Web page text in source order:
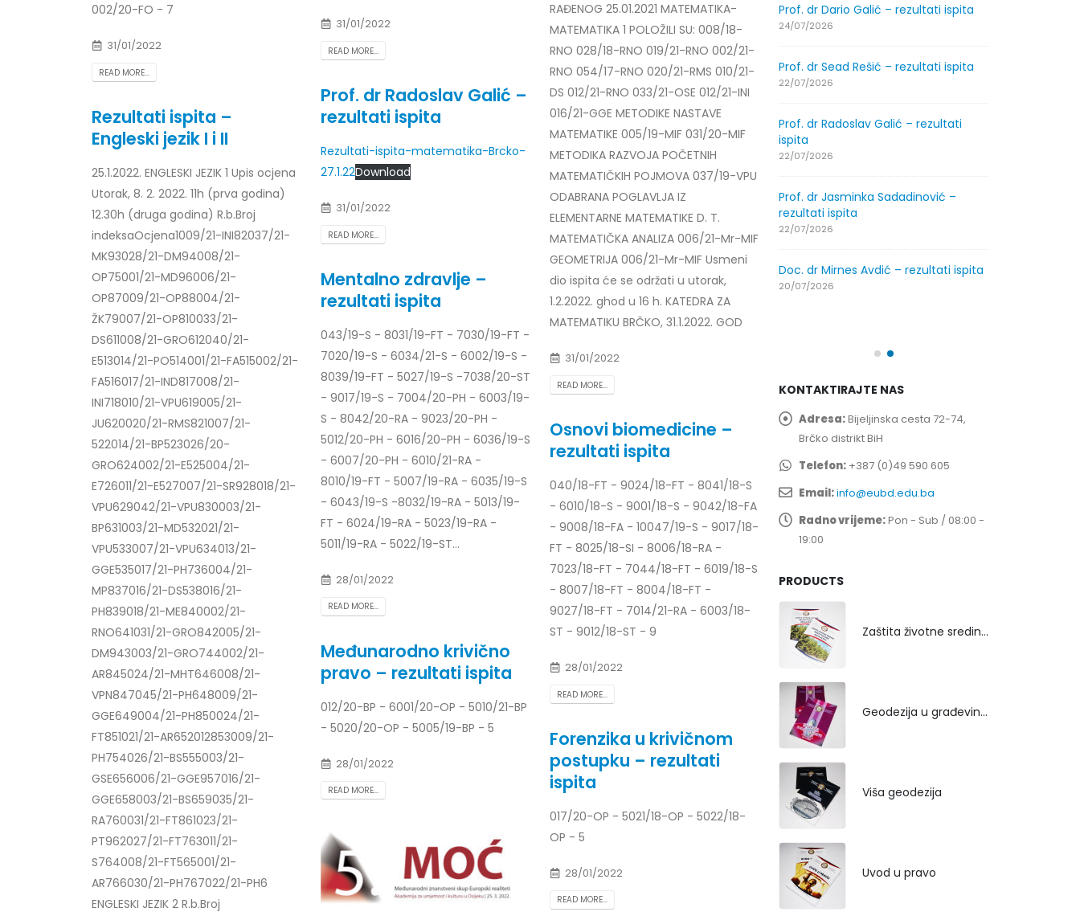
002/20-FO - 7
31/01/2022
READ MORE...
31/01/2022
READ MORE...
RAĐENOG 25.01.2021 MATEMATIKA-
MATEMATIKA 1 POLOŽILI SU: 008/18-
RNO 028/18-RNO 019/21-RNO 002/21-
RNO 054/17-RNO 020/21-RMS 010/21-
DS 012/21-RNO 033/21-OSE 012/21-INI
016/21-GGE METODIKE NASTAVE
MATEMATIKE 005/19-MIF 031/20-MIF
METODIKA RAZVOJA POČETNIH
MATEMATIČKIH POJMOVA 037/19-VPU
ODABRANA POGLAVLJA IZ
ELEMENTARNE MATEMATIKE D. T.
MATEMATIČKA ANALIZA 006/21-Mr-MIF
GEOMETRIJA 006/21-Mr-MIF Usmeni
dio ispita će se održati u utorak,
1.2.2022. ghod u 16 h. KATEDRA ZA
MATEMATIKU BRČKO, 31.1.2022. GOD
31/01/2022
READ MORE...
Prof. dr Radoslav Galić –
rezultati ispita
Rezultati-ispita-matematika-Brcko-
27.1.22Download
31/01/2022
READ MORE...
Rezultati ispita –
Engleski jezik I i II
25.1.2022. ENGLESKI JEZIK 1 Upis ocjena
Utorak, 8. 2. 2022. 11h (prva godina)
12.30h (druga godina) R.b.Broj
indeksaOcjena1009/21-INI82037/21-
MK93028/21-DM94008/21-
OP75001/21-MD96006/21-
OP87009/21-OP88004/21-
ŽK79007/21-OP810033/21-
DS611008/21-GRO612040/21-
E513014/21-PO514001/21-FA515002/21-
FA516017/21-IND817008/21-
INI718010/21-VPU619005/21-
JU620020/21-RMS821007/21-
522014/21-BP523026/20-
GRO624002/21-E525004/21-
E726011/21-E527007/21-SR928018/21-
VPU629042/21-VPU830003/21-
BP631003/21-MD532021/21-
VPU533007/21-VPU634013/21-
GGE535017/21-PH736004/21-
MP837016/21-DS538016/21-
PH839018/21-ME840002/21-
RNO641031/21-GRO842005/21-
DM943003/21-GRO744002/21-
AR845024/21-MHT646008/21-
VPN847045/21-PH648009/21-
GGE649004/21-PH850024/21-
FT851021/21-AR652012853009/21-
PH754026/21-BS555003/21-
GSE656006/21-GGE957016/21-
GGE658003/21-BS659035/21-
RA760031/21-FT861023/21-
PT962027/21-FT763011/21-
S764008/21-FT565001/21-
AR766030/21-PH767022/21-PH6
ENGLESKI JEZIK 2 R.b.Broj
Mentalno zdravlje –
rezultati ispita
043/19-S - 8031/19-FT - 7030/19-FT -
7020/19-S - 6034/21-S - 6002/19-S -
8039/19-FT - 5027/19-S -7038/20-ST
- 9017/19-S - 7004/20-PH - 6003/19-
S - 8042/20-RA - 9023/20-PH -
5012/20-PH - 6016/20-PH - 6036/19-S
- 6007/20-PH - 6010/21-RA -
8010/19-FT - 5007/19-RA - 6035/19-S
- 6043/19-S -8032/19-RA - 5013/19-
FT - 6024/19-RA - 5023/19-RA -
5011/19-RA - 5022/19-ST...
28/01/2022
READ MORE...
Osnovi biomedicine –
rezultati ispita
040/18-FT - 9024/18-FT - 8041/18-S
- 6010/18-S - 9001/18-S - 9042/18-FA
- 9008/18-FA - 10047/19-S - 9017/18-
FT - 8025/18-SI - 8006/18-RA -
7023/18-FT - 7044/18-FT - 6019/18-S
- 8007/18-FT - 8004/18-FT -
9027/18-FT - 7014/21-RA - 6003/18-
ST - 9012/18-ST - 9
28/01/2022
READ MORE...
Međunarodno krivično
pravo – rezultati ispita
012/20-BP - 6001/20-OP - 5010/21-BP
- 5020/20-OP - 5005/19-BP - 5
28/01/2022
READ MORE...
Forenzika u krivičnom
postupku – rezultati
ispita
017/20-OP - 5021/18-OP - 5022/18-
OP - 5
28/01/2022
READ MORE...
Obavještenje za javnost 30.07.2026.
30/07/2026
Obavještenje za javnost 30.07.2026.
30/07/2026
ispita
29/07/2026
Prof. dr Azijada Beganlić – rezultati
29/07/2026
Prof. dr Esed Karić – rezultati ispita
25/07/2026
24/07/2026
Prof. dr Radoslav Galić – rezultati
22/07/2026
rezultati ispita
22/07/2026
Doc. dr Mirnes Avdić – rezultati ispita
20/07/2026
Obavještenje za javnost 30.07.2026.
godine
30/07/2026
Obavještenje za javnost 30.07.2026.
godine
30/07/2026
Prof. dr Srđan Marinković – rezultati
ispita
Prof. dr Azijada Beganlić – rezultati
ispita
29/07/2026
Prof. dr Esed Karić – rezultati ispita
25/07/2026
Prof. dr Dario Galić – rezultati ispita
24/07/2026
Prof. dr Sead Rešić – rezultati ispita
22/07/2026
Prof. dr Radoslav Galić – rezultati
ispita
22/07/2026
Prof. dr Jasminka Sadadinović –
rezultati ispita
22/07/2026
Doc. dr Mirnes Avdić – rezultati ispita
20/07/2026
KONTAKTIRAJTE NAS
Adresa:Bijeljinska cesta 72-74,
Brčko distrikt BiH
Telefon: +387 (0)49 590 605
Email:info@eubd.edu.ba
Radno vrijeme:Pon - Sub / 08:00 -
19:00
PRODUCTS
Zaštita životne sredine rekultivacijom odlagališta
Geodezija u građevinarstvu
Viša geodezija
Uvod u pravo